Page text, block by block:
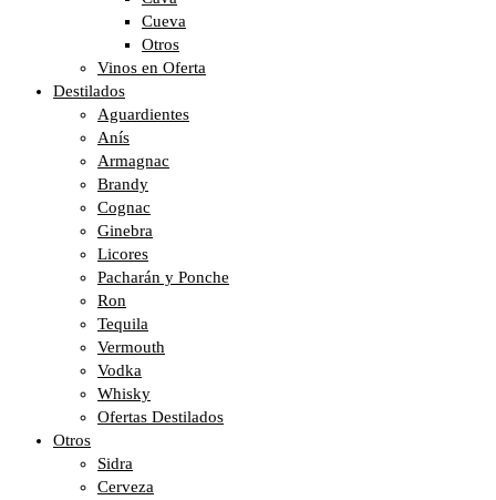
Cueva
Otros
Vinos en Oferta
Destilados
Aguardientes
Anís
Armagnac
Brandy
Cognac
Ginebra
Licores
Pacharán y Ponche
Ron
Tequila
Vermouth
Vodka
Whisky
Ofertas Destilados
Otros
Sidra
Cerveza